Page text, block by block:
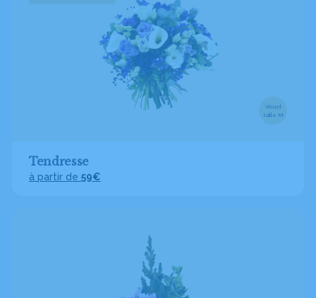
Visuel
taille M
Tendresse
à partir de 59€